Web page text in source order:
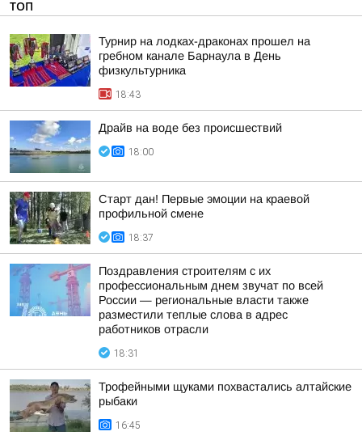
ТОП
Турнир на лодках-драконах прошел на
гребном канале Барнаула в День
физкультурника
18:43
Драйв на воде без происшествий
18:00
Старт дан! Первые эмоции на краевой
профильной смене
18:37
Поздравления строителям с их
профессиональным днем звучат по всей
России — региональные власти также
разместили теплые слова в адрес
работников отрасли
18:31
Трофейными щуками похвастались алтайские
рыбаки
16:45